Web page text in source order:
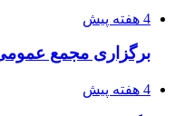
4 هفته پیش
برگزاری مجمع عمومی
4 هفته پیش